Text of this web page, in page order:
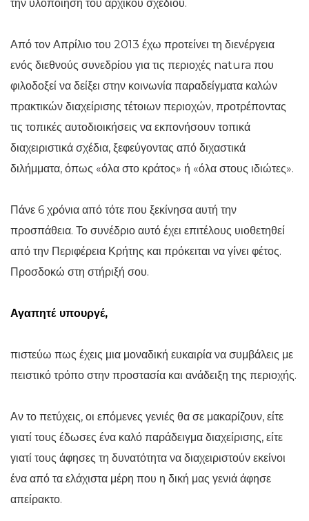
την υλοποίηση του αρχικού σχεδίου.
Από τον Απρίλιο του 2013 έχω προτείνει τη διενέργεια
ενός διεθνούς συνεδρίου για τις περιοχές natura που
φιλοδοξεί να δείξει στην κοινωνία παραδείγματα καλών
πρακτικών διαχείρισης τέτοιων περιοχών, προτρέποντας
τις τοπικές αυτοδιοικήσεις να εκπονήσουν τοπικά
διαχειριστικά σχέδια, ξεφεύγοντας από διχαστικά
διλήμματα, όπως «όλα στο κράτος» ή «όλα στους ιδιώτες».
Πάνε 6 χρόνια από τότε που ξεκίνησα αυτή την
προσπάθεια. Το συνέδριο αυτό έχει επιτέλους υιοθετηθεί
από την Περιφέρεια Κρήτης και πρόκειται να γίνει φέτος.
Προσδοκώ στη στήριξή σου.
Αγαπητέ υπουργέ,
πιστεύω πως έχεις μια μοναδική ευκαιρία να συμβάλεις με
πειστικό τρόπο στην προστασία και ανάδειξη της περιοχής.
Αν το πετύχεις, οι επόμενες γενιές θα σε μακαρίζουν, είτε
γιατί τους έδωσες ένα καλό παράδειγμα διαχείρισης, είτε
γιατί τους άφησες τη δυνατότητα να διαχειριστούν εκείνοι
ένα από τα ελάχιστα μέρη που η δική μας γενιά άφησε
απείρακτο.